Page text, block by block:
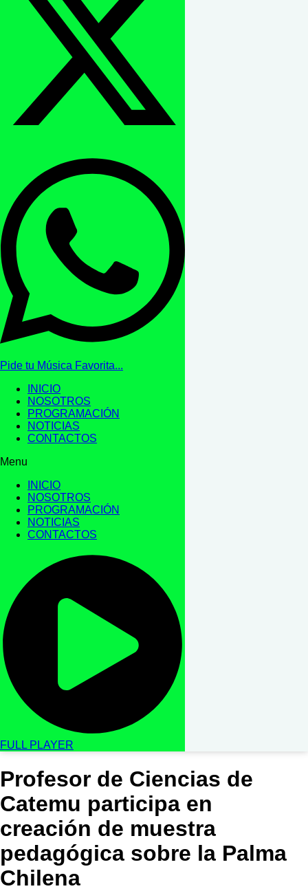
Pide tu Música Favorita...
INICIO
NOSOTROS
PROGRAMACIÓN
NOTICIAS
CONTACTOS
Menu
INICIO
NOSOTROS
PROGRAMACIÓN
NOTICIAS
CONTACTOS
FULL PLAYER
Profesor de Ciencias de
Catemu participa en
creación de muestra
pedagógica sobre la Palma
Chilena